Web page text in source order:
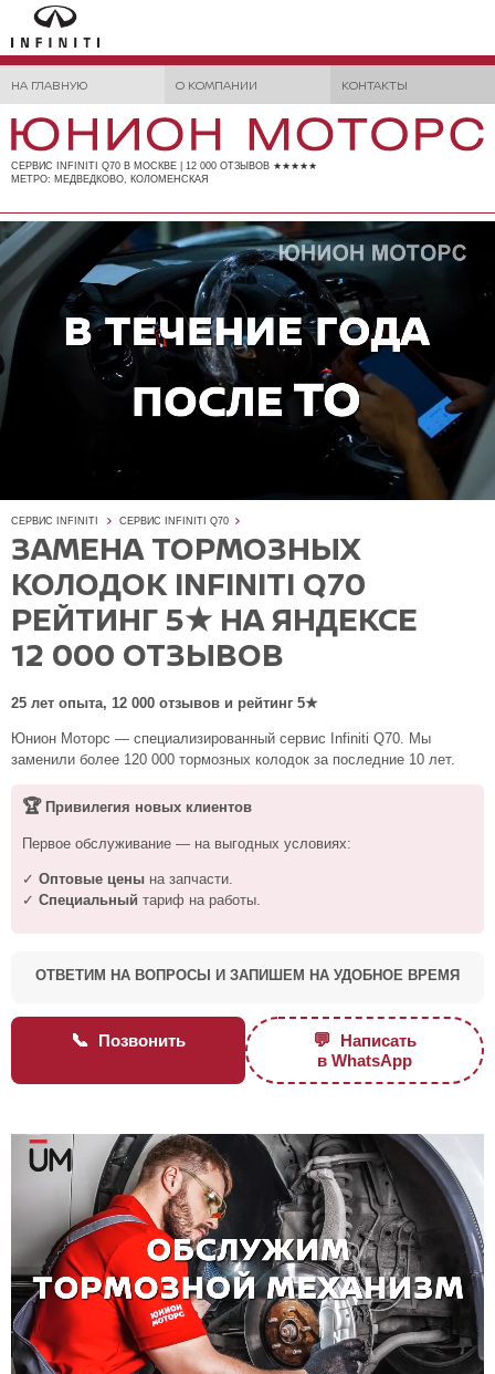
НА ГЛАВНУЮ О КОМПАНИИ КОНТАКТЫ
СЕРВИС INFINITI Q70 В МОСКВЕ | 12 000 ОТЗЫВОВ ★★★★★
МЕТРО: МЕДВЕДКОВО, КОЛОМЕНСКАЯ
СЕРВИС INFINITI СЕРВИС INFINITI Q70
ЗАМЕНА ТОРМОЗНЫХ
КОЛОДОК INFINITI Q70
РЕЙТИНГ 5★ НА ЯНДЕКСЕ
12 000 ОТЗЫВОВ
25 лет опыта, 12 000 отзывов и рейтинг 5★
Юнион Моторс — специализированный сервис Infiniti Q70. Мы
заменили более 120 000 тормозных колодок за последние 10 лет.
🏆Привилегия новых клиентов
Первое обслуживание — на выгодных условиях:
✓ Оптовые цены на запчасти.
✓ Специальный тариф на работы.
ОТВЕТИМ НА ВОПРОСЫ И ЗАПИШЕМ НА УДОБНОЕ ВРЕМЯ
📞 Позвонить 💬 Написать
в WhatsApp